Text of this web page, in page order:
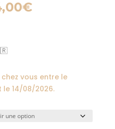
€Plage
chez vous entre le
le 14/08/2026.